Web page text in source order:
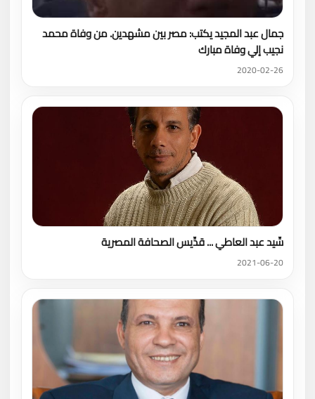
جمال عبد المجيد يكتب: مصر بين مشهدين. من وفاة محمد
نجيب إلي وفاة مبارك
2020-02-26
سِّيد عبد العاطي ... قدِّيس الصحافة المصرية
2021-06-20